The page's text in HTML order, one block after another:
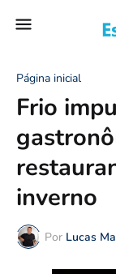
Página inicial
Frio
inverno
Por Lucas